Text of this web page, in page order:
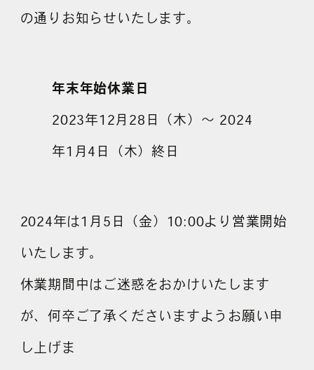
無料診断実施中
よくある質問
の通りお知らせいたします。
年末年始休業日
2023年12月28日（木）～ 2024
年1月4日（木）終日
2024年は1月5日（金）10:00より営業開始
いたします。
休業期間中はご迷惑をおかけいたします
が、何卒ご了承くださいますようお願い申
し上げま